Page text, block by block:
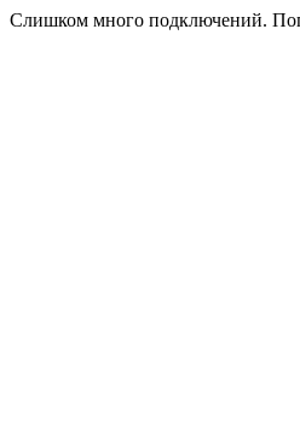
Слишком много подключений.